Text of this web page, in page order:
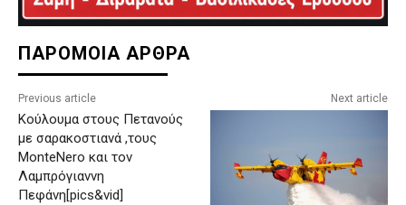
ΠΑΡΟΜΟΙΑ ΑΡΘΡΑ
Previous article
Κούλουμα στους Πετανούς
με σαρακοστιανά ,τους
MonteNero και τον
Λαμπρόγιαννη
Πεφάνη[pics&vid]
Next article